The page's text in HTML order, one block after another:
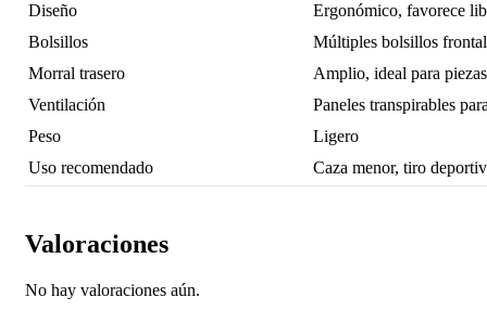
Diseño
Ergonómico, favorece
Bolsillos
Múltiples bolsillos
Morral trasero
Amplio, ideal para
Ventilación
Paneles transpirables
Peso
Ligero
Uso recomendado
Caza menor, tiro
Valoraciones
No hay valoraciones aún.